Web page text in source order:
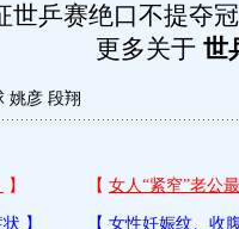
世乒赛绝口不提夺冠
更多关于 世
姚彦 段翔